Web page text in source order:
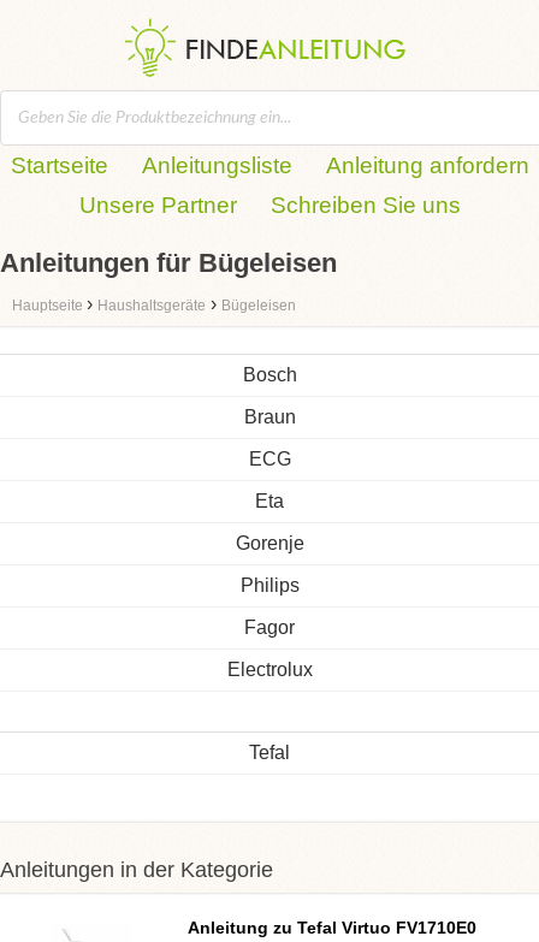
Startseite Anleitungsliste
Anleitung anfordern
Unsere Partner
Schreiben Sie uns
Anleitungen für Bügeleisen
Hauptseite › Haushaltsgeräte › Bügeleisen
Bosch
Braun
ECG
Eta
Gorenje
Philips
Fagor
Electrolux
Tefal
Anleitungen in der Kategorie
Anleitung zu Tefal Virtuo FV1710E0